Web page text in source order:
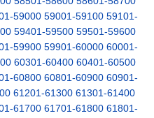
59000 59001-59100 59101-
59401-59500 59501-59600
59900 59901-60000 60001-
60301-60400 60401-60500
60800 60801-60900 60901-
61201-61300 61301-61400
61700 61701-61800 61801-